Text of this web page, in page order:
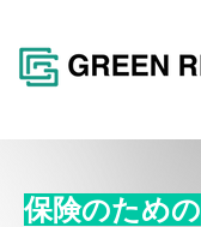
保険のための